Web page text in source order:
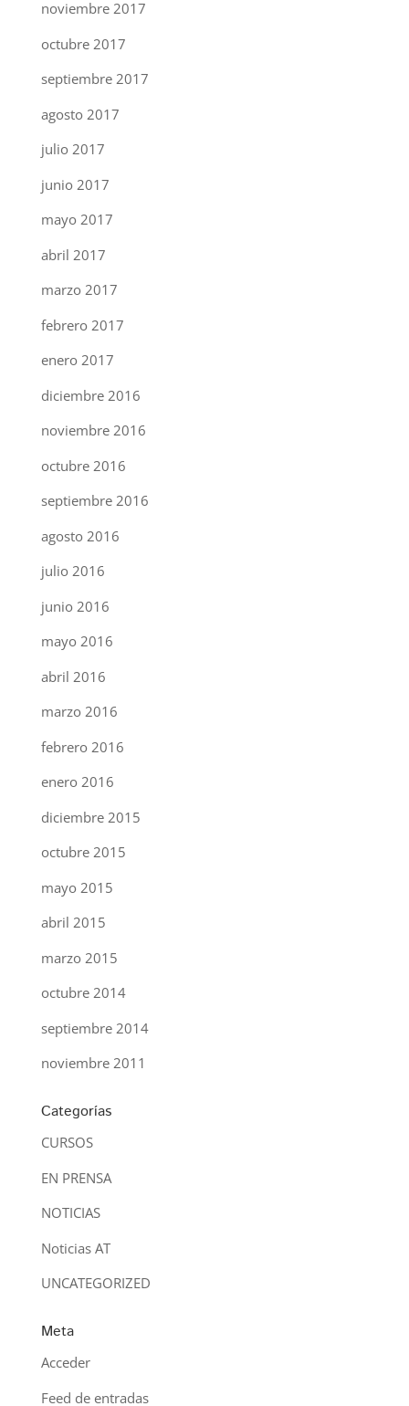
noviembre 2017
octubre 2017
septiembre 2017
agosto 2017
julio 2017
junio 2017
mayo 2017
abril 2017
marzo 2017
febrero 2017
enero 2017
diciembre 2016
noviembre 2016
octubre 2016
septiembre 2016
agosto 2016
julio 2016
junio 2016
mayo 2016
abril 2016
marzo 2016
febrero 2016
enero 2016
diciembre 2015
octubre 2015
mayo 2015
abril 2015
marzo 2015
octubre 2014
septiembre 2014
noviembre 2011
Categorías
CURSOS
EN PRENSA
NOTICIAS
Noticias AT
UNCATEGORIZED
Meta
Acceder
Feed de entradas